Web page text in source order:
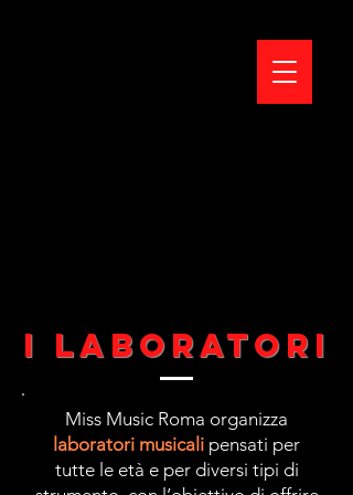
I LABORATORI
Miss Music Roma organizza
laboratori musicali pensati per
tutte le età e per diversi tipi di